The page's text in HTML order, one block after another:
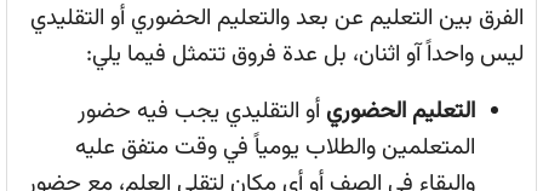
الفرق بين التعليم عن بعد والتعليم الحضوري أو التقليدي
ليس واحداً آو اثنان، بل عدة فروق تتمثل فيما يلي:
التعليم الحضوري أو التقليدي يجب فيه حضور
المتعلمين والطلاب يومياً في وقت متفق عليه